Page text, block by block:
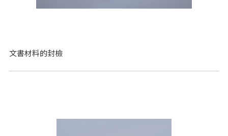
文書材料的封檢